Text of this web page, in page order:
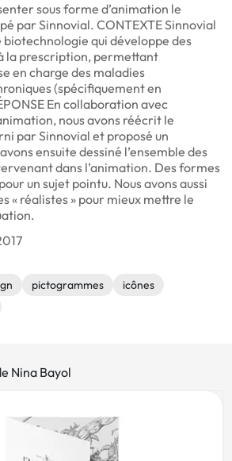
sous forme d’animation le
par Sinnovial. CONTEXTE Sinnovial
biotechnologie qui développe des
la prescription, permettant
en charge des maladies
(spécifiquement en
En collaboration avec
nous avons réécrit le
par Sinnovial et proposé un
ensuite dessiné l’ensemble des
dans l’animation. Des formes
un sujet pointu. Nous avons aussi
« réalistes » pour mieux mettre le
pictogrammes
icônes
Nina Bayol